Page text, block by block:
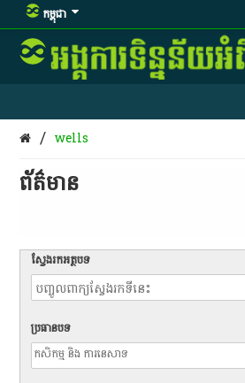
កម្ពុជា
/ wells
ព័ត៌មាន​
ស្វែងរកអត្ថបទ
ប្រធានបទ